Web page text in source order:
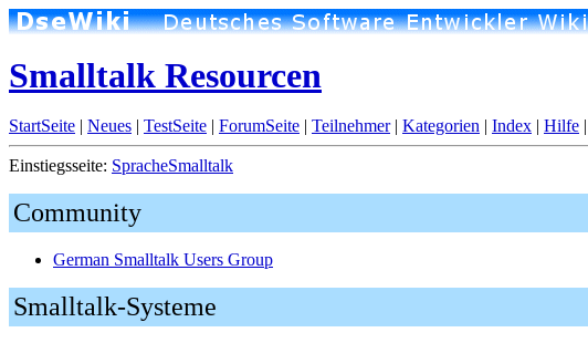
Smalltalk Resourcen
StartSeite | Neues | TestSeite | ForumSeite | Teilnehmer| Kategorien | Index | Hilfe |
Einstiegsseite: SpracheSmalltalk
Community
German Smalltalk Users Group
Smalltalk-Systeme